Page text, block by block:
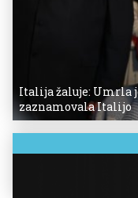
Italija žaluje: Umrla
zaznamovala Italijo